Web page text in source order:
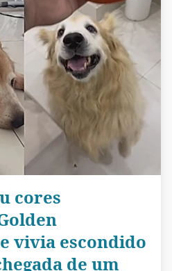
cores
vivia escondido
de um